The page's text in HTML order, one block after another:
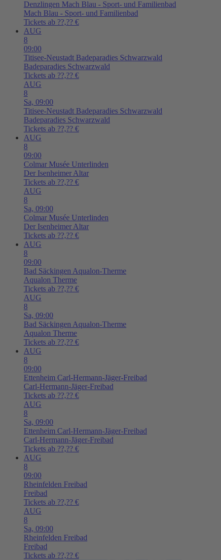
Denzlingen Mach Blau - Sport- und Familienbad
Mach Blau - Sport- und Familienbad
Tickets ab ??,?? €
AUG
8
09:00
Titisee-Neustadt Badeparadies Schwarzwald
Badeparadies Schwarzwald
Tickets ab ??,?? €
AUG
8
Sa, 09:00
Titisee-Neustadt Badeparadies Schwarzwald
Badeparadies Schwarzwald
Tickets ab ??,?? €
AUG
8
09:00
Colmar Musée Unterlinden
Der Isenheimer Altar
Tickets ab ??,?? €
AUG
8
Sa, 09:00
Colmar Musée Unterlinden
Der Isenheimer Altar
Tickets ab ??,?? €
AUG
8
09:00
Bad Säckingen Aqualon-Therme
Aqualon Therme
Tickets ab ??,?? €
AUG
8
Sa, 09:00
Bad Säckingen Aqualon-Therme
Aqualon Therme
Tickets ab ??,?? €
AUG
8
09:00
Ettenheim Carl-Hermann-Jäger-Freibad
Carl-Hermann-Jäger-Freibad
Tickets ab ??,?? €
AUG
8
Sa, 09:00
Ettenheim Carl-Hermann-Jäger-Freibad
Carl-Hermann-Jäger-Freibad
Tickets ab ??,?? €
AUG
8
09:00
Rheinfelden Freibad
Freibad
Tickets ab ??,?? €
AUG
8
Sa, 09:00
Rheinfelden Freibad
Freibad
Tickets ab ??,?? €